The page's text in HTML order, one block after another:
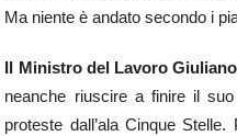
Ma niente è andato secondo i
Il Ministro del Lavoro
neanche riuscire a finire il
proteste dall’ala Cinque